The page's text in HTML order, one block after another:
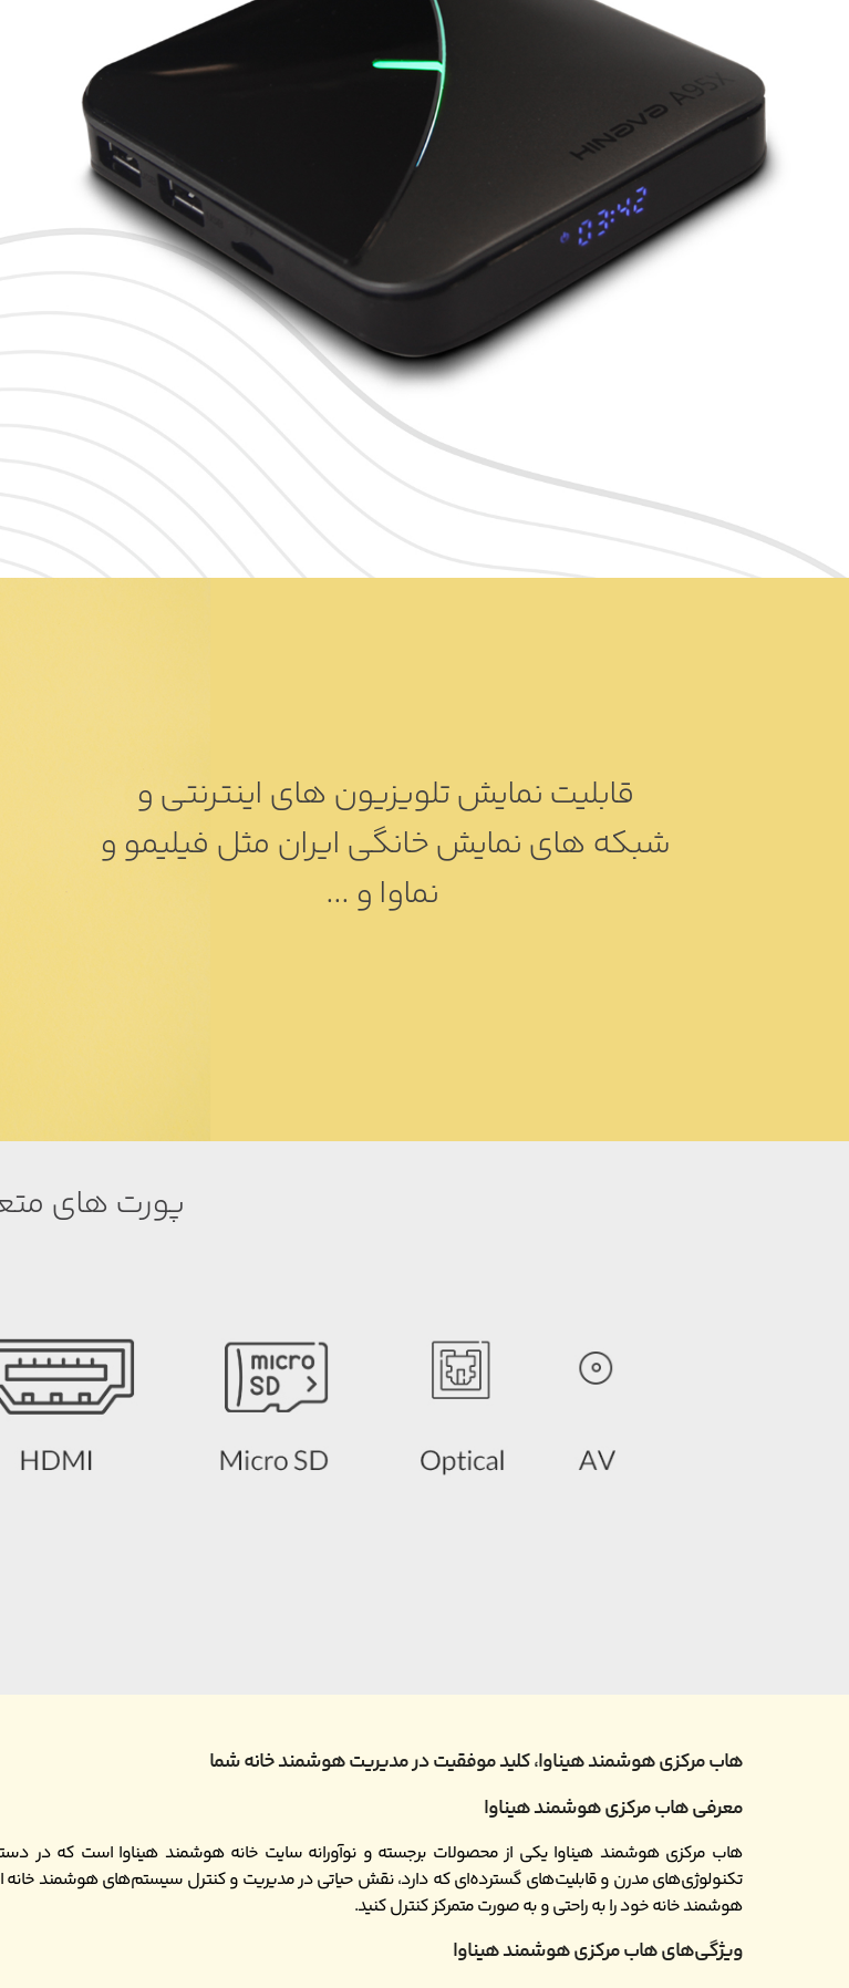
نماوا و ...
پورت های
هاب مرکزی هوشمند هیناوا، کلید موفقیت در مدیریت هوشمند خانه شما
معرفی هاب مرکزی هوشمند هیناوا
هاب مرکزی هوشمند هیناوا یکی از محصولات برجسته و نوآورانه سایت خانه هوشمند هیناوا است که در
تکنولوژی‌های مدرن و قابلیت‌های گسترده‌ای که دارد، نقش حیاتی در مدیریت و کنترل سیستم‌های هوشمند خانه
هوشمند خانه خود را به راحتی و به صورت متمرکز کنترل کنید.
ویژگی‌های هاب مرکزی هوشمند هیناوا